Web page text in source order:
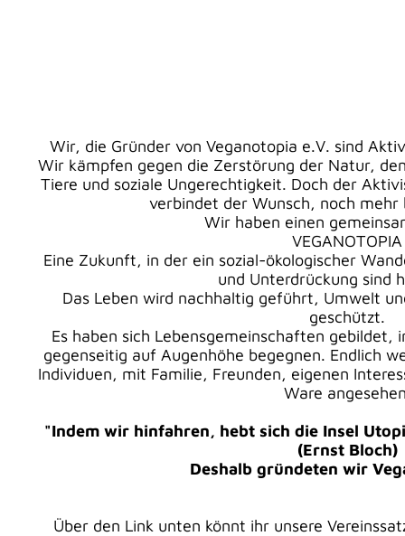
Wir, die Gründer von Veganotopia e.V. sind
Wir kämpfen gegen die Zerstörung der Natur,
Tiere und soziale Ungerechtigkeit. Doch der
verbindet der Wunsch, noch mehr
Wir haben einen
VEGANOTOPIA
Eine Zukunft, in der ein sozial-ökologischer
und Unterdrückung sind
Das Leben wird nachhaltig geführt, Umwelt
geschützt.
Es haben sich Lebensgemeinschaften gebildet,
gegenseitig auf Augenhöhe begegnen. Endlich
Individuen, mit Familie, Freunden, eigenen
Ware
"Indem wir hinfahren, hebt sich die Insel
(Ernst Bloch)
Deshalb gründeten wir
Über den Link unten könnt ihr unsere